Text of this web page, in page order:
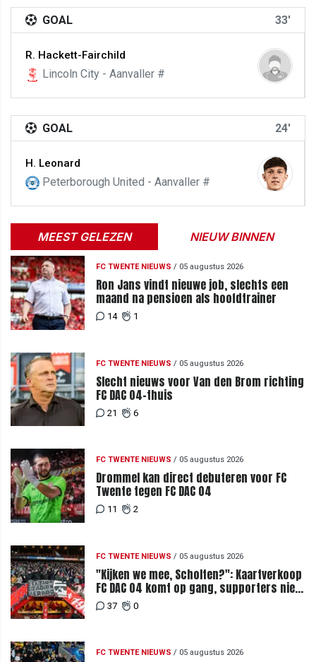
GOAL 33'
R. Hackett-Fairchild
Lincoln City - Aanvaller #
GOAL 24'
H. Leonard
Peterborough United - Aanvaller #
MEEST GELEZEN NIEUW BINNEN
FC TWENTE NIEUWS / 05 augustus 2026
Ron Jans vindt nieuwe job, slechts een
maand na pensioen als hoofdtrainer
14 1
FC TWENTE NIEUWS / 05 augustus 2026
Slecht nieuws voor Van den Brom richting
FC DAC 04-thuis
21 6
FC TWENTE NIEUWS / 05 augustus 2026
Drommel kan direct debuteren voor FC
Twente tegen FC DAC 04
11 2
FC TWENTE NIEUWS / 05 augustus 2026
"Kijken we mee, Scholten?": Kaartverkoop
FC DAC 04 komt op gang, supporters niet
blij met ticketprijzen
37 0
FC TWENTE NIEUWS / 05 augustus 2026